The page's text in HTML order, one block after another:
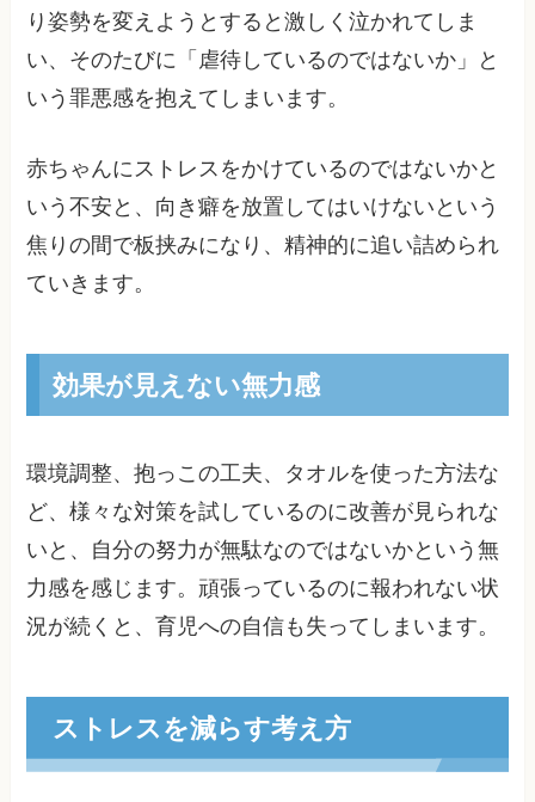
り姿勢を変えようとすると激しく泣かれてしま
い、そのたびに「虐待しているのではないか」と
いう罪悪感を抱えてしまいます。
赤ちゃんにストレスをかけているのではないかと
いう不安と、向き癖を放置してはいけないという
焦りの間で板挟みになり、精神的に追い詰められ
ていきます。
効果が見えない無力感
環境調整、抱っこの工夫、タオルを使った方法な
ど、様々な対策を試しているのに改善が見られな
いと、自分の努力が無駄なのではないかという無
力感を感じます。頑張っているのに報われない状
況が続くと、育児への自信も失ってしまいます。
ストレスを減らす考え方